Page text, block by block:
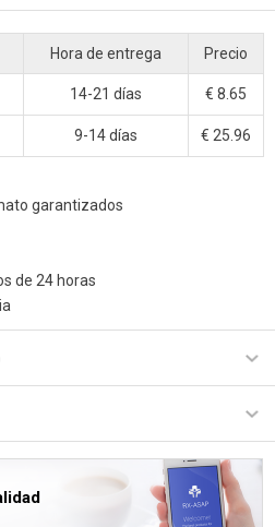
Hora de entrega Precio
14-21 días € 8.65
9-14 días € 25.96
garantizados
de 24 horas